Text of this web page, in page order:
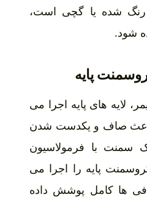
شده یا گچی است،
شود.
پایه
لایه های پایه اجرا می
باعث صاف و یکدست شدن
با فرمولاسیون
پایه را اجرا می
ها کامل پوشش داده